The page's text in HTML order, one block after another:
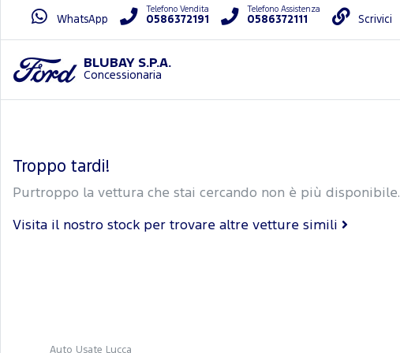
WhatsApp
Telefono Vendita
0586372191
Telefono Assistenza
0586372111 Scrivici
BLUBAY S.P.A.
Concessionaria
Troppo tardi!
Purtroppo la vettura che stai cercando non è più disponibile.
Visita il nostro stock per trovare altre vetture simili
Auto Usate Lucca